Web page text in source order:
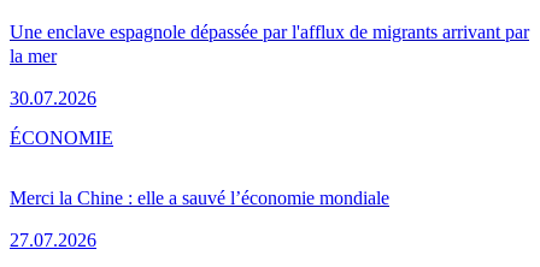
Une enclave espagnole dépassée par l'afflux de migrants arrivant par
la mer
30.07.2026
Merci la Chine : elle a sauvé l’économie mondiale
27.07.2026
ÉCONOMIE